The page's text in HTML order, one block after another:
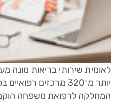
יותר מ־320 מרכזים רפואיים בפריסה ארצית.